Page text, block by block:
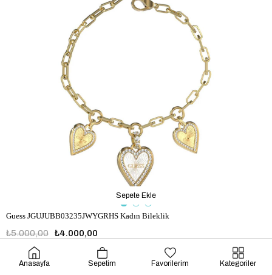
Guess JGUJUBB03235JWYGRHS Kadın Bileklik
₺4.000,00
₺5.000,00
JGUJUBB03235JWYGRHS
Sepete Ekle
Anasayfa Sepetim Favorilerim Kategoriler